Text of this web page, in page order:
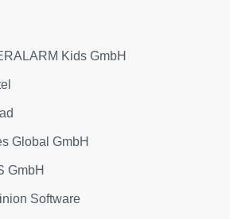
Kids GmbH
Global GmbH
GmbH
Software